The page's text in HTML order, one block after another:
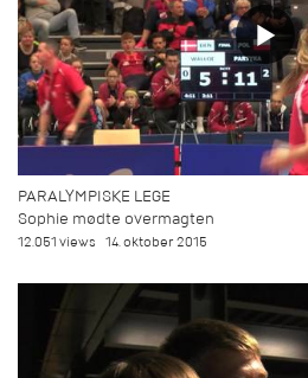
PARALYMPISKE LEGE
Sophie mødte overmagten
12.051 views 14. oktober 2015